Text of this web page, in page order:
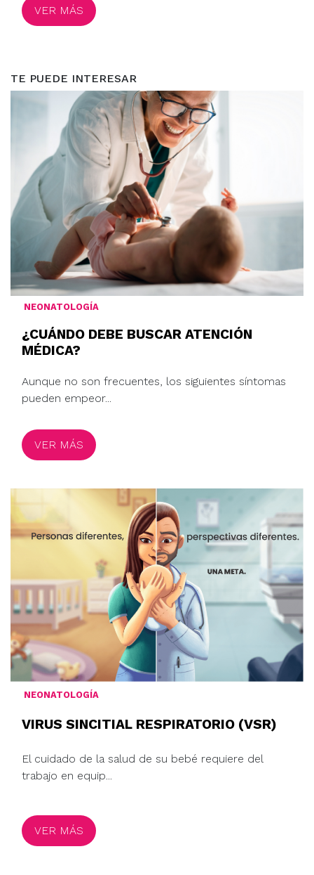
VER MÁS
TE PUEDE INTERESAR
NEONATOLOGÍA
¿CUÁNDO DEBE BUSCAR ATENCIÓN
MÉDICA?
Aunque no son frecuentes, los siguientes síntomas
pueden empeor...
VER MÁS
NEONATOLOGÍA
VIRUS SINCITIAL RESPIRATORIO (VSR)
El cuidado de la salud de su bebé requiere del
trabajo en equip...
VER MÁS